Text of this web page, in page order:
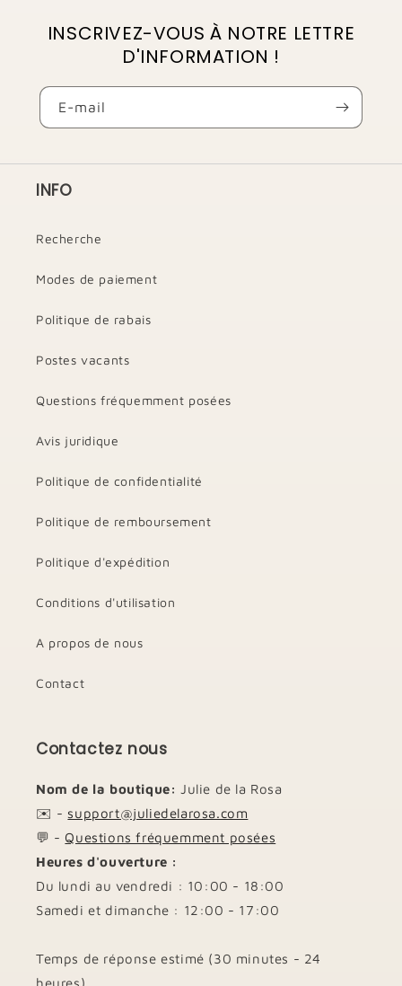
INSCRIVEZ-VOUS À NOTRE LETTRE
D'INFORMATION !
E-mail
INFO
Recherche
Modes de paiement
Politique de rabais
Postes vacants
Questions fréquemment posées
Avis juridique
Politique de confidentialité
Politique de remboursement
Politique d'expédition
Conditions d'utilisation
A propos de nous
Contact
Contactez nous
Nom de la boutique: Julie de la Rosa
✉️ - support@juliedelarosa.com
💬 - Questions fréquemment posées
Heures d'ouverture :
Du lundi au vendredi : 10:00 - 18:00
Samedi et dimanche : 12:00 - 17:00
Temps de réponse estimé (30 minutes - 24
heures)